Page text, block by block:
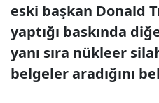
eski başkan Donald
yaptığı baskında
yanı sıra nükleer
belgeler aradığını